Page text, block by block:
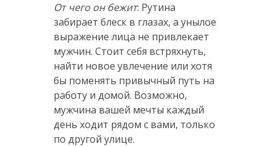
От чего он бежит: Рутина
забирает блеск в глазах, а унылое
выражение лица не привлекает
мужчин. Стоит себя встряхнуть,
найти новое увлечение или хотя
бы поменять привычный путь на
работу и домой. Возможно,
мужчина вашей мечты каждый
день ходит рядом с вами, только
по другой улице.